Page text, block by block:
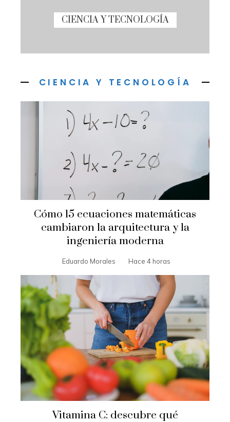
CIENCIA Y TECNOLOGÍA
CIENCIA Y TECNOLOGÍA
Cómo 15 ecuaciones matemáticas
cambiaron la arquitectura y la
ingeniería moderna
Eduardo Morales Hace 4 horas
Vitamina C: descubre qué